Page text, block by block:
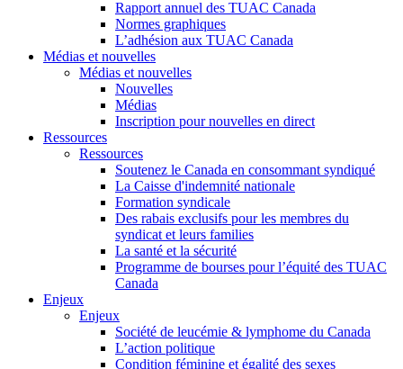
Rapport annuel des TUAC Canada
Normes graphiques
L’adhésion aux TUAC Canada
Médias et nouvelles
Médias et nouvelles
Nouvelles
Médias
Inscription pour nouvelles en direct
Ressources
Ressources
Soutenez le Canada en consommant syndiqué
La Caisse d'indemnité nationale
Formation syndicale
Des rabais exclusifs pour les membres du
syndicat et leurs families
La santé et la sécurité
Programme de bourses pour l’équité des TUAC
Canada
Enjeux
Enjeux
Société de leucémie & lymphome du Canada
L’action politique
Condition féminine et égalité des sexes